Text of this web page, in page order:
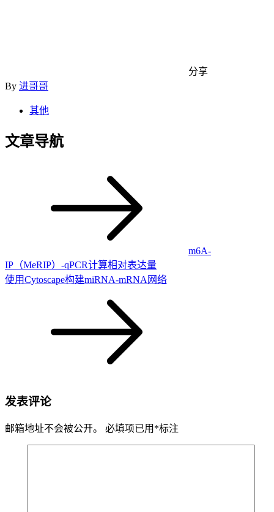
分享
By 进哥哥
其他
文章导航
m6A-
IP（MeRIP）-qPCR计算相对表达量
使用Cytoscape构建miRNA-mRNA网络
发表评论
邮箱地址不会被公开。 必填项已用 *标注